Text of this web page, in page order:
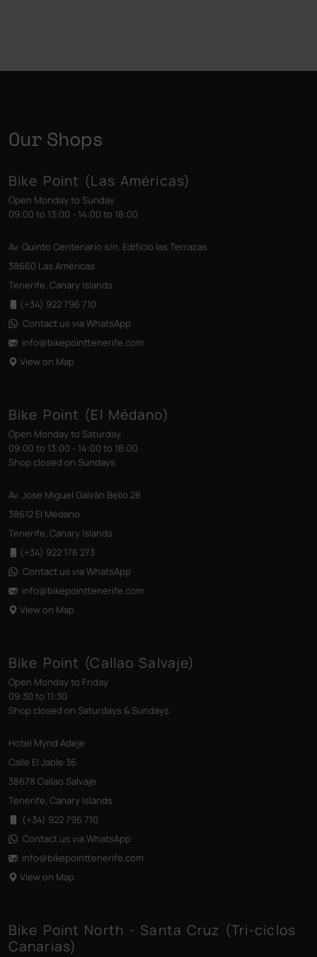
Our Shops
Bike Point (Las Américas)
Open Monday to Sunday
09:00 to 13:00 - 14:00 to 18:00
Av. Quinto Centenario s/n, Edificio las Terrazas
38660 Las Américas
Tenerife, Canary Islands
(+34) 922 796 710
Contact us via WhatsApp
info@bikepointtenerife.com
View on Map
Bike Point (El Médano)
Open Monday to Saturday
09:00 to 13:00 - 14:00 to 18:00
Shop closed on Sundays
Av. José Miguel Galván Bello 28
38612 El Médano
Tenerife, Canary Islands
(+34) 922 176 273
Contact us via WhatsApp
info@bikepointtenerife.com
View on Map
Bike Point (Callao Salvaje)
Open Monday to Friday
09:30 to 11:30
Shop closed on Saturdays & Sundays
Hotel Mynd Adeje
Calle El Jable 36
38678 Callao Salvaje
Tenerife, Canary Islands
(+34) 922 796 710
Contact us via WhatsApp
info@bikepointtenerife.com
View on Map
Bike Point North - Santa Cruz (Tri-ciclos
Canarias)